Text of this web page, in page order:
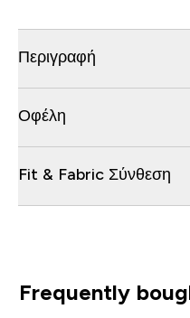
Περιγραφή
Οφέλη
Fit & Fabric Σύνθεση
Frequently